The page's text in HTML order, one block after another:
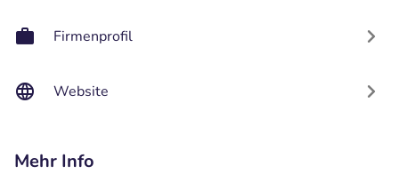
Firmenprofil
Website
Mehr Info